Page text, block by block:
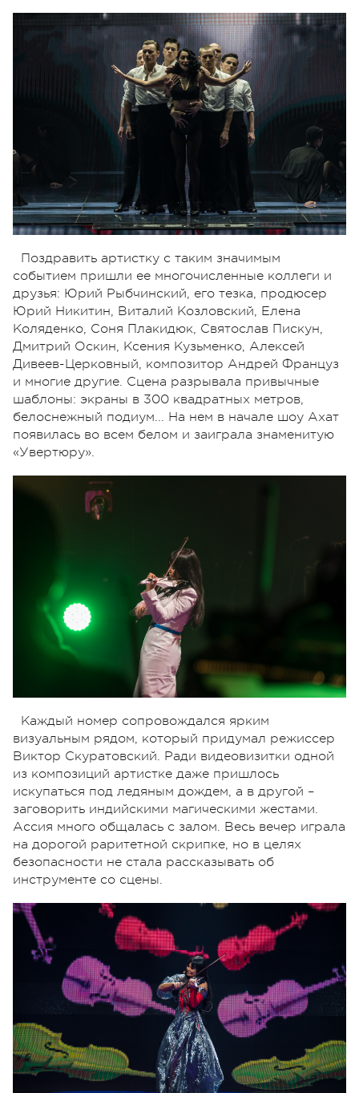
Поздравить артистку с таким значимым
событием пришли ее многочисленные коллеги и
друзья: Юрий Рыбчинский, его тезка, продюсер
Юрий Никитин, Виталий Козловский, Елена
Коляденко, Соня Плакидюк, Святослав Пискун,
Дмитрий Оскин, Ксения Кузьменко, Алексей
Дивеев-Церковный, композитор Андрей Француз
и многие другие. Сцена разрывала привычные
шаблоны: экраны в 300 квадратных метров,
белоснежный подиум... На нем в начале шоу Ахат
появилась во всем белом и заиграла знаменитую
«Увертюру».
Каждый номер сопровождался ярким
визуальным рядом, который придумал режиссер
Виктор Скуратовский. Ради видеовизитки одной
из композиций артистке даже пришлось
искупаться под ледяным дождем, а в другой –
заговорить индийскими магическими жестами.
Ассия много общалась с залом. Весь вечер играла
на дорогой раритетной скрипке, но в целях
безопасности не стала рассказывать об
инструменте со сцены.